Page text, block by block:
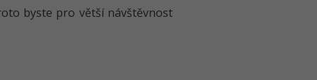
byste pro větší návštěvnost